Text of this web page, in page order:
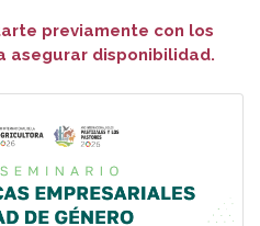
previamente con los
asegurar disponibilidad.